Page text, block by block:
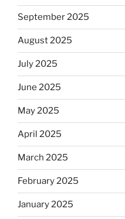
September 2025
August 2025
July 2025
June 2025
May 2025
April 2025
March 2025
February 2025
January 2025